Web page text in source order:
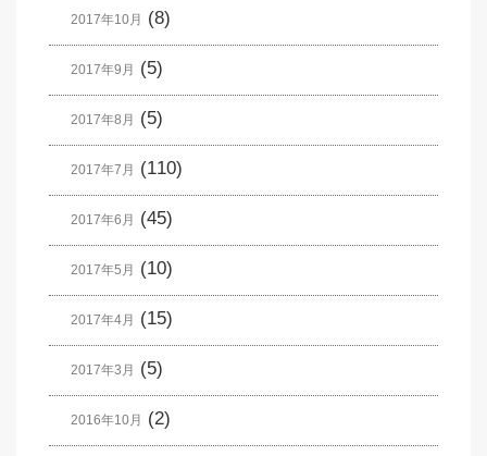
2017年10月 (8)
2017年9月 (5)
2017年8月 (5)
2017年7月 (110)
2017年6月 (45)
2017年5月 (10)
2017年4月 (15)
2017年3月 (5)
2016年10月 (2)